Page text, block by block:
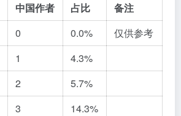
中国作者 占比
备注
0 0.0%
仅供参考
1
4.3%
2
5.7%
3
14.3%